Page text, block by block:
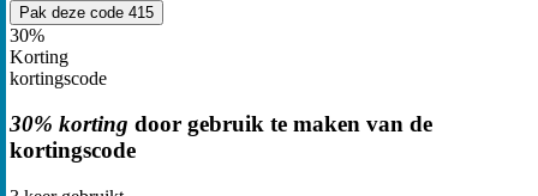
Pak deze code 415
30%
Korting
kortingscode
30% korting door gebruik te maken van de
kortingscode